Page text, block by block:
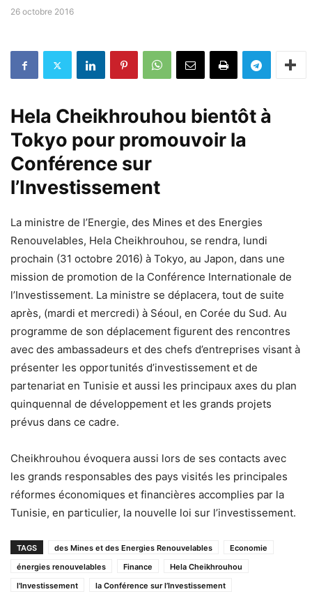
26 octobre 2016
Hela Cheikhrouhou bientôt à
Tokyo pour promouvoir la
Conférence sur
l’Investissement
La ministre de l’Energie, des Mines et des Energies
Renouvelables, Hela Cheikhrouhou, se rendra, lundi
prochain (31 octobre 2016) à Tokyo, au Japon, dans une
mission de promotion de la Conférence Internationale de
l’Investissement. La ministre se déplacera, tout de suite
après, (mardi et mercredi) à Séoul, en Corée du Sud. Au
programme de son déplacement figurent des rencontres
avec des ambassadeurs et des chefs d’entreprises visant à
présenter les opportunités d’investissement et de
partenariat en Tunisie et aussi les principaux axes du plan
quinquennal de développement et les grands projets
prévus dans ce cadre.
Cheikhrouhou évoquera aussi lors de ses contacts avec
les grands responsables des pays visités les principales
réformes économiques et financières accomplies par la
Tunisie, en particulier, la nouvelle loi sur l’investissement.
TAGS des Mines et des Energies Renouvelables
Economie
énergies renouvelables
Finance
Hela Cheikhrouhou
l'Investissement
la Conférence sur l’Investissement